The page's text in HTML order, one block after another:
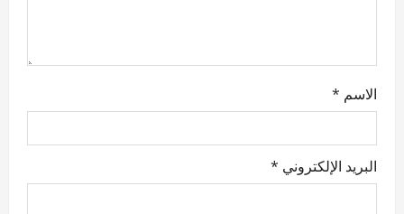
الاسم *
البريد الإلكتروني *